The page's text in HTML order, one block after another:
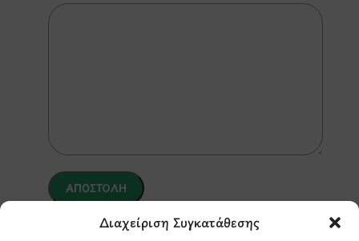
Διαχείριση Συγκατάθεσης
*Αυτός ο ιστότοπος προστατεύεται από το σύστημα